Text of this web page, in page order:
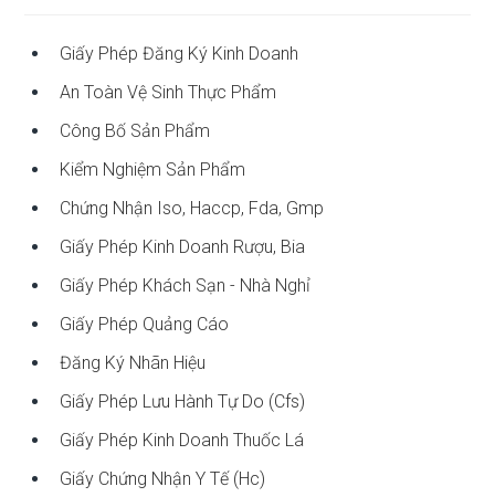
Giấy Phép Đăng Ký Kinh Doanh
An Toàn Vệ Sinh Thực Phẩm
Công Bố Sản Phẩm
Kiểm Nghiệm Sản Phẩm
Chứng Nhận Iso, Haccp, Fda, Gmp
Giấy Phép Kinh Doanh Rượu, Bia
Giấy Phép Khách Sạn - Nhà Nghỉ
Giấy Phép Quảng Cáo
Đăng Ký Nhãn Hiệu
Giấy Phép Lưu Hành Tự Do (cfs)
Giấy Phép Kinh Doanh Thuốc Lá
Giấy Chứng Nhận Y Tế (hc)